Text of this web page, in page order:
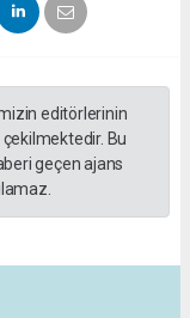
editörlerinin
Bu
geçen ajans